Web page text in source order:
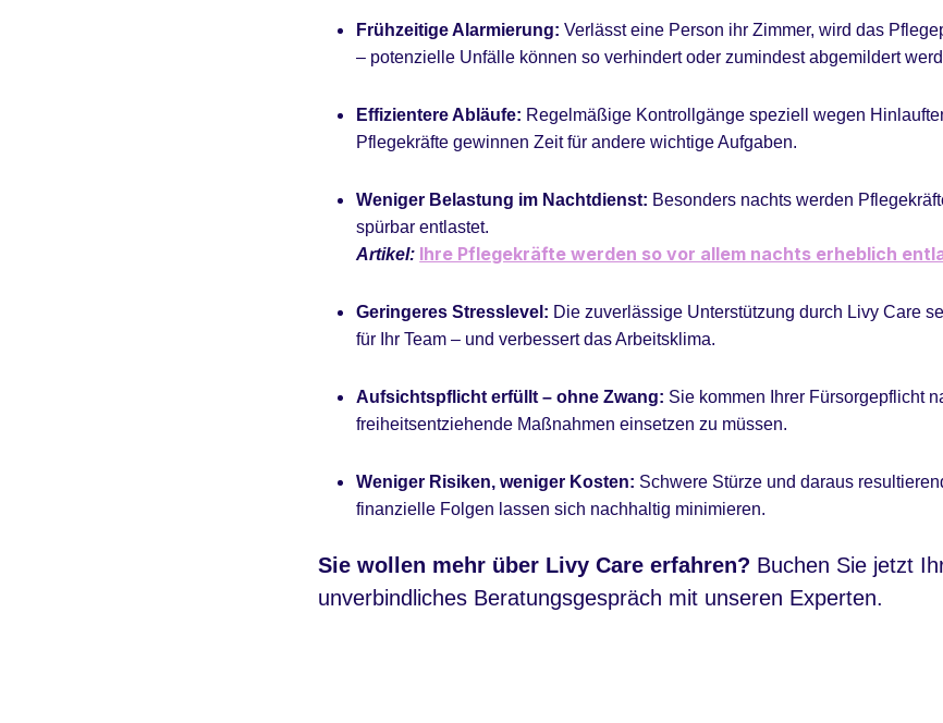
Frühzeitige Alarmierung: Verlässt eine Person ihr Zimmer, wird das
– potenzielle Unfälle können so verhindert oder zumindest abgemildert
Effizientere Abläufe: Regelmäßige Kontrollgänge speziell wegen
Pflegekräfte gewinnen Zeit für andere wichtige Aufgaben.
Weniger Belastung im Nachtdienst: Besonders nachts werden
spürbar entlastet.
Artikel: Ihre Pflegekräfte werden so vor allem nachts erheblich
Geringeres Stresslevel: Die zuverlässige Unterstützung durch Livy Care
für Ihr Team – und verbessert das Arbeitsklima.
Aufsichtspflicht erfüllt – ohne Zwang: Sie kommen Ihrer Fürsorgepflicht
freiheitsentziehende Maßnahmen einsetzen zu müssen.
Weniger Risiken, weniger Kosten: Schwere Stürze und daraus
finanzielle Folgen lassen sich nachhaltig minimieren.
Sie wollen mehr über Livy Care erfahren? Buchen Sie jetzt
unverbindliches Beratungsgespräch mit unseren Experten.